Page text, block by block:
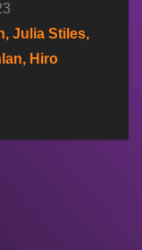
Julia Stiles,
Hiro